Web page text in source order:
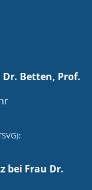
Betten, Prof.
bei Frau Dr.